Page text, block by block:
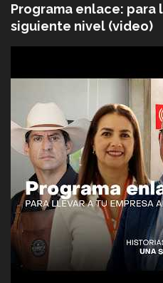
Programa enlace: para
siguiente nivel (video)